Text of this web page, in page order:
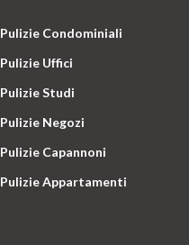
Pulizie Condominiali
Pulizie Uffici
Pulizie Studi
Pulizie Negozi
Pulizie Capannoni
Pulizie Appartamenti